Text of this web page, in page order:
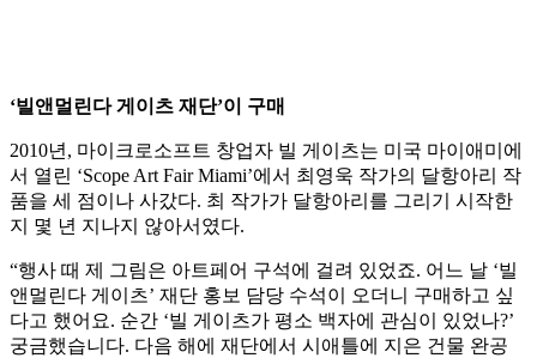
‘빌앤멀린다 게이츠 재단’이 구매
2010년, 마이크로소프트 창업자 빌 게이츠는 미국 마이애미에
서 열린 ‘Scope Art Fair Miami’에서 최영욱 작가의 달항아리 작
품을 세 점이나 사갔다. 최 작가가 달항아리를 그리기 시작한
지 몇 년 지나지 않아서였다.
“행사 때 제 그림은 아트페어 구석에 걸려 있었죠. 어느 날 ‘빌
앤멀린다 게이츠’ 재단 홍보 담당 수석이 오더니 구매하고 싶
다고 했어요. 순간 ‘빌 게이츠가 평소 백자에 관심이 있었나?’
궁금했습니다. 다음 해에 재단에서 시애틀에 지은 건물 완공